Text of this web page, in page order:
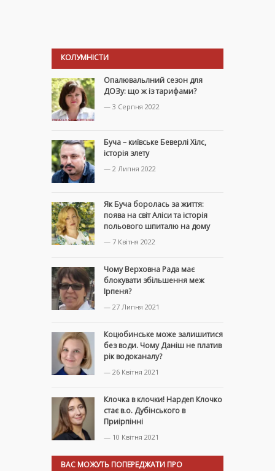
КОЛУМНІСТИ
Опалювальлний сезон для
ДОЗу: що ж із тарифами?
— 3 Серпня 2022
Буча – київське Беверлі Хілс,
історія злету
— 2 Липня 2022
Як Буча боролась за життя:
поява на світ Аліси та історія
польового шпиталю на дому
— 7 Квітня 2022
Чому Верховна Рада має
блокувати збільшення меж
Ірпеня?
— 27 Липня 2021
Коцюбинське може залишитися
без води. Чому Даніш не платив
рік водоканалу?
— 26 Квітня 2021
Клочка в клочки! Нардеп Клочко
стає в.о. Дубінського в
Приірпінні
— 10 Квітня 2021
ВАС МОЖУТЬ ПОПЕРЕДЖАТИ ПРО